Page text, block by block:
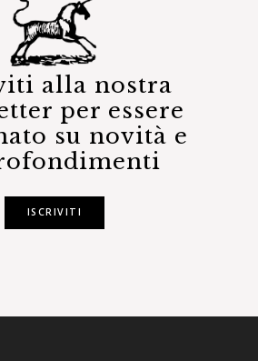
alla nostra
per essere
su novità e
ISCRIVITI